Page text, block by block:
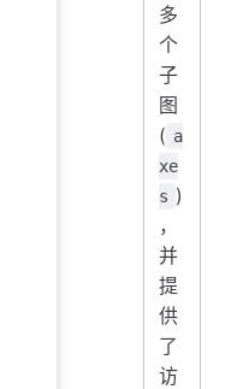
多
个
子
图
( a
xe
s )
，
并
提
供
了
访